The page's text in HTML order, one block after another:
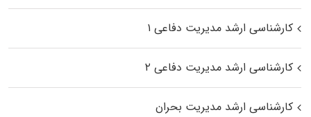
کارشناسی ارشد مدیریت دفاعی ۱
کارشناسی ارشد مدیریت دفاعی ۲
کارشناسی ارشد مدیریت بحران